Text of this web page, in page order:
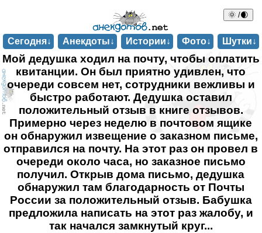
🌞 /🌒
Сегодня↓ Анекдоты↓ Истории↓ Фото↓ Шутки↓
Мой дедушка ходил на почту, чтобы оплатить
квитанции. Он был приятно удивлен, что
очереди совсем нет, сотрудники вежливы и
быстро работают. Дедушка оставил
положительный отзыв в книге отзывов.
Примерно через неделю в почтовом ящике
он обнаружил извещение о заказном письме,
отправился на почту. На этот раз он провел в
очереди около часа, но заказное письмо
получил. Открыв дома письмо, дедушка
обнаружил там благодарность от Почты
России за положительный отзыв. Бабушка
предложила написать на этот раз жалобу, и
так начался замкнутый круг...